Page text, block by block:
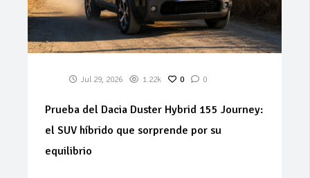
Jul 29, 2026 1.22k 0 0
Prueba del Dacia Duster Hybrid 155 Journey:
el SUV híbrido que sorprende por su
equilibrio